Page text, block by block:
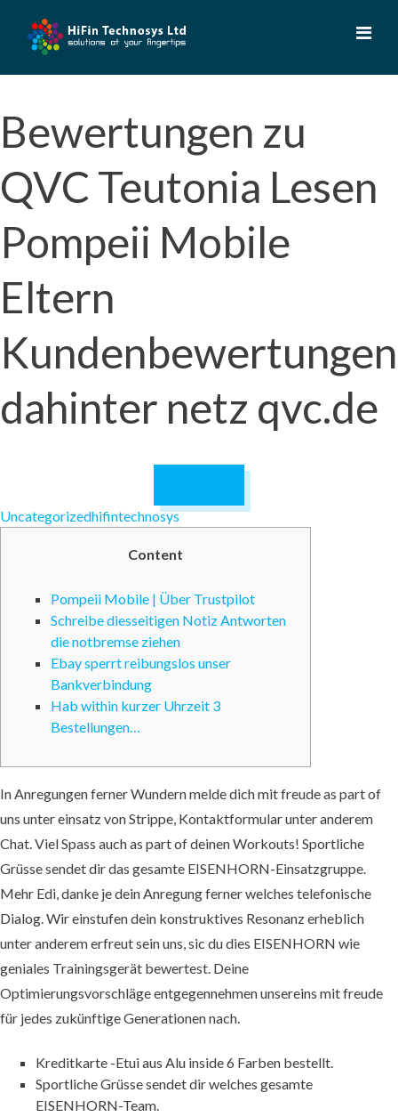
Bewertungen zu
QVC Teutonia Lesen
Pompeii Mobile
Eltern
Kundenbewertungen
dahinter netz qvc.de
Uncategorizedhifintechnosys
Content
Pompeii Mobile | Über Trustpilot
Schreibe diesseitigen Notiz Antworten
die notbremse ziehen
Ebay sperrt reibungslos unser
Bankverbindung
Hab within kurzer Uhrzeit 3
Bestellungen…
In Anregungen ferner Wundern melde dich mit freude as part of
uns unter einsatz von Strippe, Kontaktformular unter anderem
Chat. Viel Spass auch as part of deinen Workouts! Sportliche
Grüsse sendet dir das gesamte EISENHORN-Einsatzgruppe.
Mehr Edi, danke je dein Anregung ferner welches telefonische
Dialog. Wir einstufen dein konstruktives Resonanz erheblich
unter anderem erfreut sein uns, sic du dies EISENHORN wie
geniales Trainingsgerät bewertest. Deine
Optimierungsvorschläge entgegennehmen unsereins mit freude
für jedes zukünftige Generationen nach.
Kreditkarte -Etui aus Alu inside 6 Farben bestellt.
Sportliche Grüsse sendet dir welches gesamte
EISENHORN-Team.